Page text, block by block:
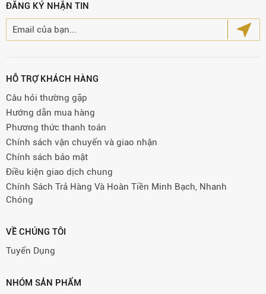
ĐĂNG KÝ NHẬN TIN
HỖ TRỢ KHÁCH HÀNG
Câu hỏi thường gặp
Hướng dẫn mua hàng
Phương thức thanh toán
Chính sách vận chuyển và giao nhận
Chính sách bảo mật
Điều kiện giao dịch chung
Chính Sách Trả Hàng Và Hoàn Tiền Minh Bạch, Nhanh
Chóng
VỀ CHÚNG TÔI
Tuyển Dụng
NHÓM SẢN PHẨM